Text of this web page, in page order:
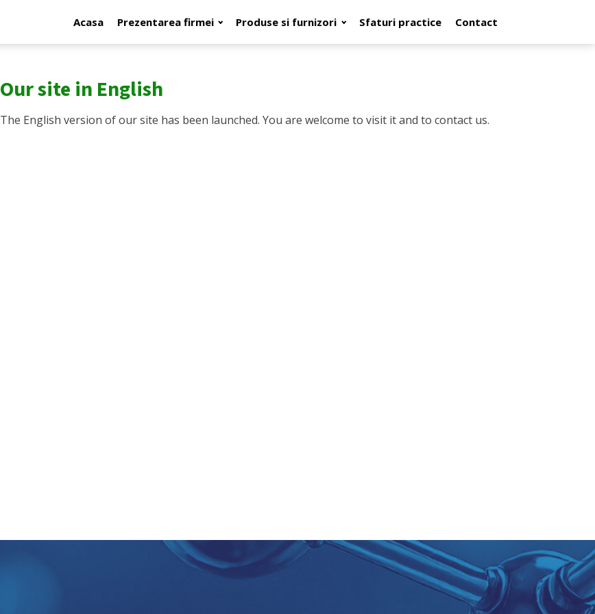
Acasa Prezentarea firmei Produse si furnizori Sfaturi practice Contact
Our site in English
The English version of our site has been launched. You are welcome to visit it and to contact us.